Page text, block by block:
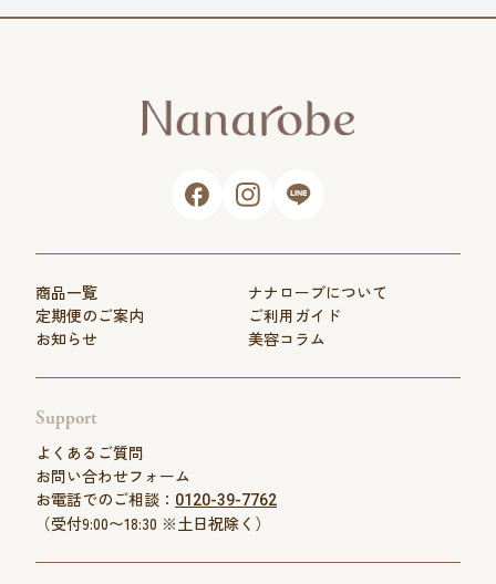
商品一覧
ナナローブについて
定期便のご案内
ご利用ガイド
お知らせ
美容コラム
Support
よくあるご質問
お問い合わせフォーム
お電話でのご相談： 0120-39-7762
（受付9:00〜18:30 ※土日祝除く）